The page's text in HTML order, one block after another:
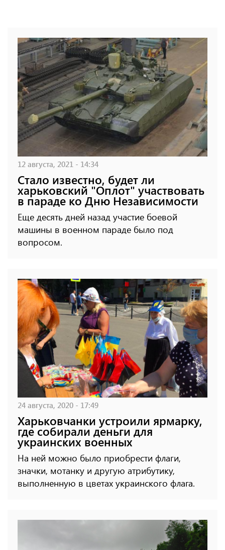
12 августа, 2021 - 14:34
Стало известно, будет ли
харьковский "Оплот" участвовать
в параде ко Дню Независимости
Еще десять дней назад участие боевой
машины в военном параде было под
вопросом.
24 августа, 2020 - 17:49
Харьковчанки устроили ярмарку,
где собирали деньги для
украинских военных
На ней можно было приобрести флаги,
значки, мотанку и другую атрибутику,
выполненную в цветах украинского флага.